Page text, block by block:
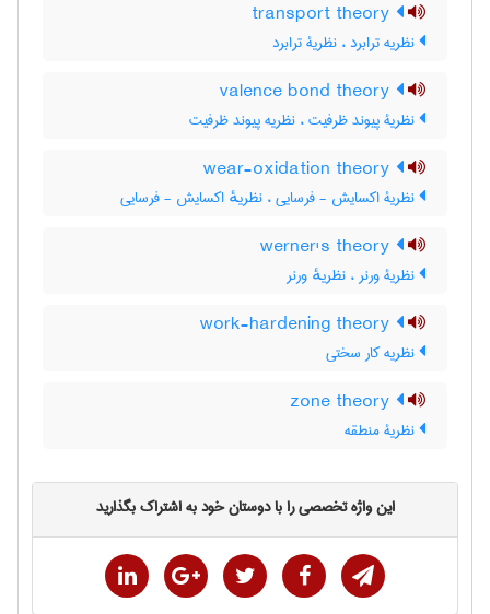
نظریه ترابرد ، نظریۀ ترابرد
نظریۀ پیوند ظرفیت ، نظریه پیوند ظرفیت
نظریۀ اکسایش - فرسایی ، نظریهٔ اکسایش - فرسایی
نظریۀ ورنر ، نظریهٔ ورنر
نظریه کار سختی
نظریۀ منطقه
این واژه تخصصی را با دوستان خود به اشتراک بگذارید